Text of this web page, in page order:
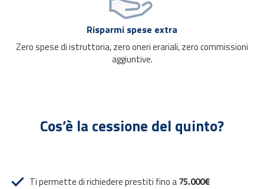
Risparmi spese extra
Zero spese di istruttoria, zero oneri erariali, zero commissioni
aggiuntive.
Cos’è la cessione del quinto?
Ti permette di richiedere prestiti fino a75.000€